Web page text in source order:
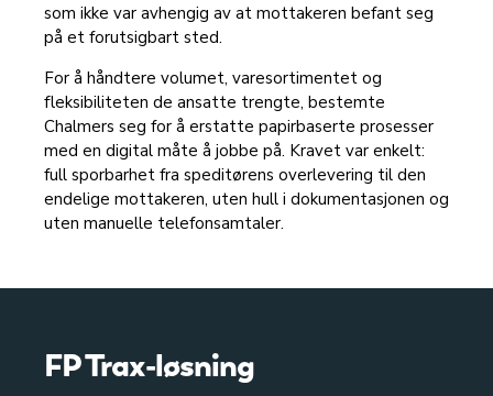
som ikke var avhengig av at mottakeren befant seg
på et forutsigbart sted.
For å håndtere volumet, varesortimentet og
fleksibiliteten de ansatte trengte, bestemte
Chalmers seg for å erstatte papirbaserte prosesser
med en digital måte å jobbe på. Kravet var enkelt:
full sporbarhet fra speditørens overlevering til den
endelige mottakeren, uten hull i dokumentasjonen og
uten manuelle telefonsamtaler.
FP Trax-løsning